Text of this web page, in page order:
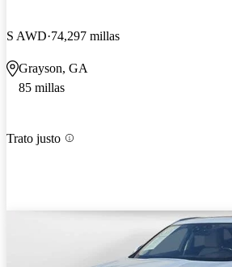
S AWD 74,297 millas
Grayson, GA
85 millas
Trato justo